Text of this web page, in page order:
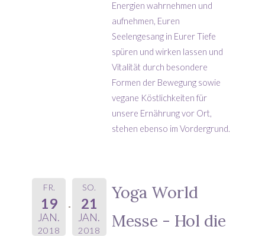
Energien wahrnehmen und
aufnehmen, Euren
Seelengesang in Eurer Tiefe
spüren und wirken lassen und
Vitalität durch besondere
Formen der Bewegung sowie
vegane Köstlichkeiten für
unsere Ernährung vor Ort,
stehen ebenso im Vordergrund.
FR.
19
JAN.
2018
SO.
21
JAN.
2018
Yoga World
Messe - Hol die